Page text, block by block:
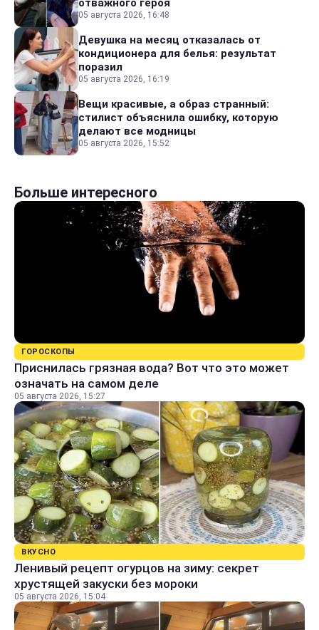
отважного героя
05 августа 2026, 16:48
Девушка на месяц отказалась от
кондиционера для белья: результат
поразил
05 августа 2026, 16:19
Вещи красивые, а образ странный:
стилист объяснила ошибку, которую
делают все модницы
05 августа 2026, 15:52
Больше интересного
ГОРОСКОПЫ
Приснилась грязная вода? Вот что это может
означать на самом деле
05 августа 2026, 15:27
ВКУСНО
Ленивый рецепт огурцов на зиму: секрет
хрустящей закуски без мороки
05 августа 2026, 15:04